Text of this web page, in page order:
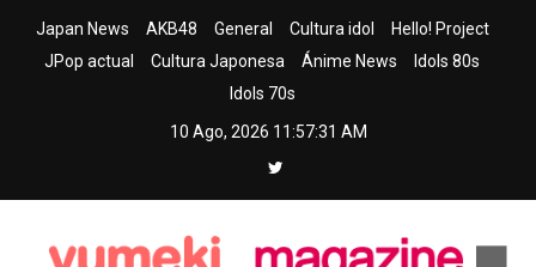
Japan News AKB48 General Cultura idol
Hello! Project
JPop actual
Cultura Japonesa Ánime News
Idols 80s
Idols 70s
10 Ago, 2026 11:57:32 AM